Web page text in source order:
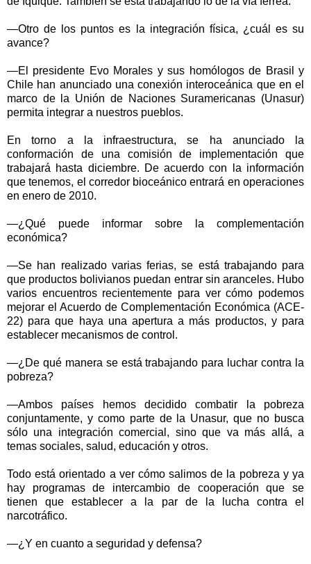
—Otro de los puntos es la integración física, ¿cuál es su
avance?
—El presidente Evo Morales y sus homólogos de Brasil y
Chile han anunciado una conexión interoceánica que en el
marco de la Unión de Naciones Suramericanas (Unasur)
permita integrar a nuestros pueblos.
En torno a la infraestructura, se ha anunciado la
conformación de una comisión de implementación que
trabajará hasta diciembre. De acuerdo con la información
que tenemos, el corredor bioceánico entrará en operaciones
en enero de 2010.
—¿Qué puede informar sobre la complementación
económica?
—Se han realizado varias ferias, se está trabajando para
que productos bolivianos puedan entrar sin aranceles. Hubo
varios encuentros recientemente para ver cómo podemos
mejorar el Acuerdo de Complementación Económica (ACE-
22) para que haya una apertura a más productos, y para
establecer mecanismos de control.
—¿De qué manera se está trabajando para luchar contra la
pobreza?
—Ambos países hemos decidido combatir la pobreza
conjuntamente, y como parte de la Unasur, que no busca
sólo una integración comercial, sino que va más allá, a
temas sociales, salud, educación y otros.
Todo está orientado a ver cómo salimos de la pobreza y ya
hay programas de intercambio de cooperación que se
tienen que establecer a la par de la lucha contra el
narcotráfico.
—¿Y en cuanto a seguridad y defensa?